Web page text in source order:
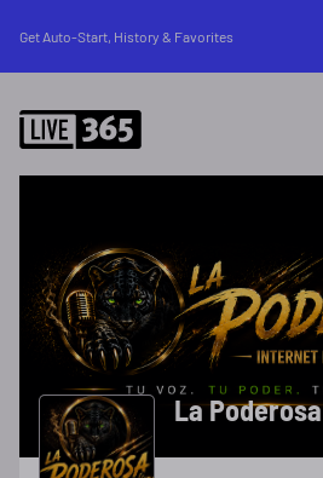
Get Auto-Start, History & Favorites
La Poderosa